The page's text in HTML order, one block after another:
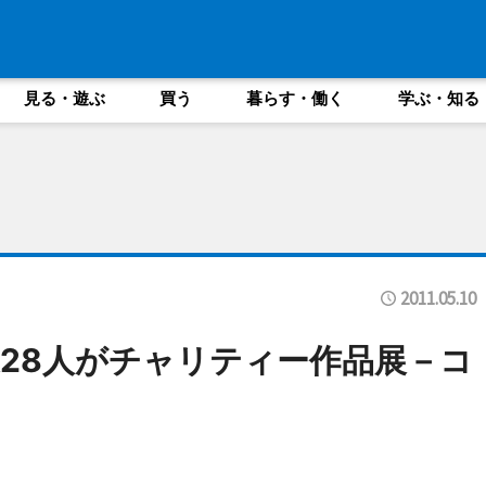
見る・遊ぶ 買う 暮らす・働く 学ぶ・知る
2011.05.10
人がチャリティー作品展－コ